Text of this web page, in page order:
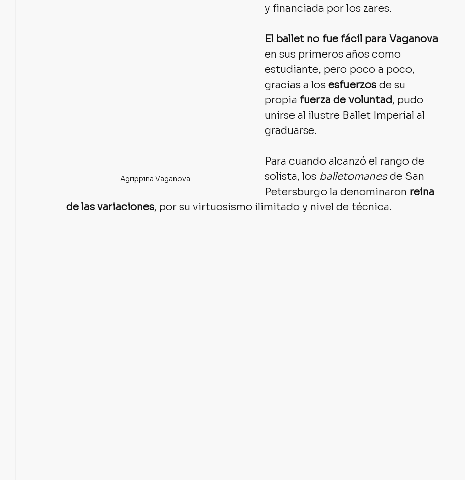
Agrippina Vaganova
y financiada por los zares.
El ballet no fue fácil para Vaganova
en sus primeros años como
estudiante, pero poco a poco,
gracias a los esfuerzos de su
propia fuerza de voluntad, pudo
unirse al ilustre Ballet Imperial al
graduarse.
Para cuando alcanzó el rango de
solista, los balletomanes de San
Petersburgo la denominaron reina
de las variaciones, por su virtuosismo ilimitado y nivel de técnica.